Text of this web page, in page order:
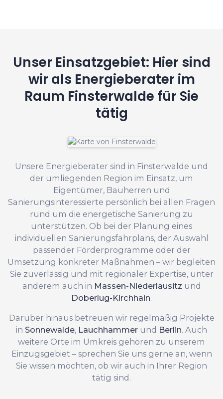
Unser Einsatzgebiet: Hier sind
wir als Energieberater im
Raum Finsterwalde für Sie
tätig
Unsere Energieberater sind in Finsterwalde und
der umliegenden Region im Einsatz, um
Eigentümer, Bauherren und
Sanierungsinteressierte persönlich bei allen Fragen
rund um die energetische Sanierung zu
unterstützen. Ob bei der Planung eines
individuellen Sanierungsfahrplans, der Auswahl
passender Förderprogramme oder der
Umsetzung konkreter Maßnahmen – wir begleiten
Sie zuverlässig und mit regionaler Expertise, unter
anderem auch in Massen-Niederlausitz und
Doberlug-Kirchhain.
Darüber hinaus betreuen wir regelmäßig Projekte
in Sonnewalde, Lauchhammer und Berlin. Auch
weitere Orte im Umkreis gehören zu unserem
Einzugsgebiet – sprechen Sie uns gerne an, wenn
Sie wissen möchten, ob wir auch in Ihrer Region
tätig sind.